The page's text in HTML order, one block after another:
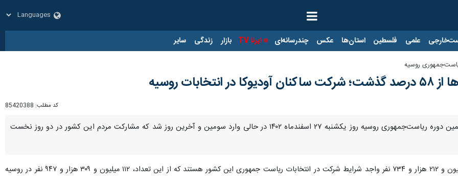
علمی فلسطین استان‌ها عکس چندرسانه‌ای ایرنا TV بازار زندگی سایر
روسیه
روسیه
کد مطلب: 85420388